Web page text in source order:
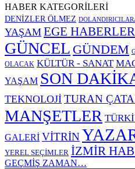
HABER KATEGORİLERİ
DENİZLER ÖLMEZ
YAŞAM EGE
GÜNCEL GÜNDEM
OLACAK KÜLTÜR - SANAT
YAŞAM SON
TEKNOLOJİ TURAN
MANŞETLER
GALERİ VİTRİN
YEREL SEÇİMLER İZMİR
GEÇMİŞ ZAMAN…